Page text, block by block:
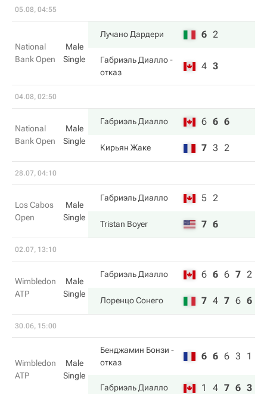
05.08, 04:55
National
Bank Open
Male
Single
Лучано Дардери 6 2
Габриэль Диалло-
отказ
4 3
04.08, 02:50
National
Bank Open
Male
Single
Габриэль Диалло 6 6 6
Кирьян Жаке 7 3 2
28.07, 04:10
Los Cabos
Open
Male
Single
Габриэль Диалло 5 2
Tristan Boyer 7 6
02.07, 13:10
Wimbledon
ATP
Male
Single
Габриэль Диалло 6 6 6 7 2
Лоренцо Сонего 7 4 7 6 6
30.06, 15:00
Wimbledon
ATP
Male
Single
Бенджамин Бонзи -
отказ
6 6 6 3 1
Габриэль Диалло 1 4 7 6 3